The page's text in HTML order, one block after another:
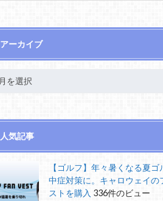
アーカイブ
人気記事
【ゴルフ】年々暑くなる夏ゴ
中症対策に。キャロウェイの
ストを購入 336件のビュー